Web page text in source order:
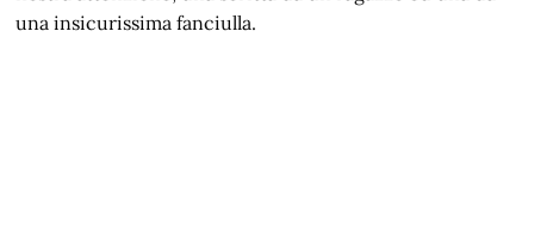
una insicurissima fanciulla.